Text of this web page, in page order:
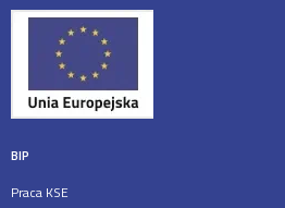
BIP
Praca KSE